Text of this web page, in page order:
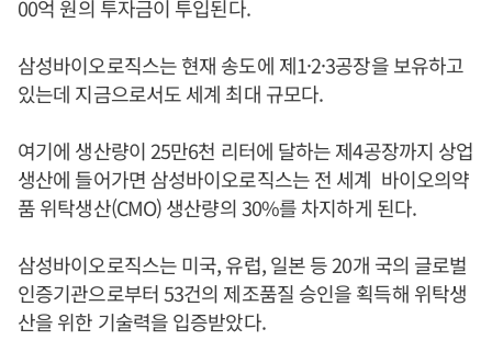
00억 원의 투자금이 투입된다.
삼성바이오로직스는 현재 송도에 제1·2·3공장을 보유하고
있는데 지금으로서도 세계 최대 규모다.
여기에 생산량이 25만6천 리터에 달하는 제4공장까지 상업
생산에 들어가면 삼성바이오로직스는 전 세계 바이오의약
품 위탁생산(CMO) 생산량의 30%를 차지하게 된다.
삼성바이오로직스는 미국, 유럽, 일본 등 20개 국의 글로벌
인증기관으로부터 53건의 제조품질 승인을 획득해 위탁생
산을 위한 기술력을 입증받았다.